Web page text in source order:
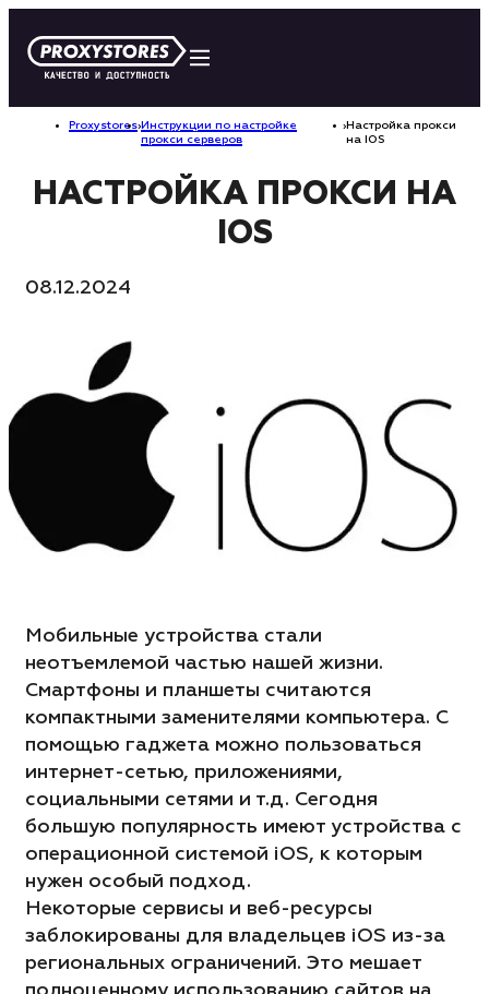
Proxystores› Инструкции по настройке
прокси серверов
›Настройка прокси
на IOS
НАСТРОЙКА ПРОКСИ НА
IOS
08.12.2024
Мобильные устройства стали
неотъемлемой частью нашей жизни.
Смартфоны и планшеты считаются
компактными заменителями компьютера. С
помощью гаджета можно пользоваться
интернет-сетью, приложениями,
социальными сетями и т.д. Сегодня
большую популярность имеют устройства с
операционной системой iOS, к которым
нужен особый подход.
Некоторые сервисы и веб-ресурсы
заблокированы для владельцев iOS из-за
региональных ограничений. Это мешает